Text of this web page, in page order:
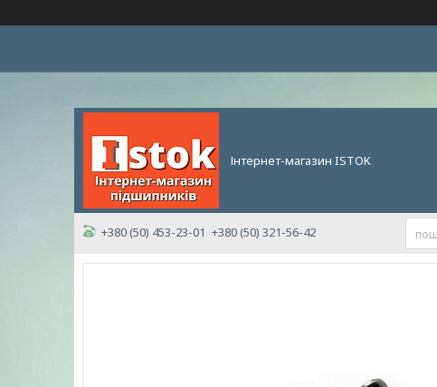
Інтернет-магазин ISTOK
+380 (50) 453-23-01 +380 (50) 321-56-42